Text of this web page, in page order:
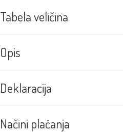
Tabela veličina
Opis
Deklaracija
Načini plaćanja